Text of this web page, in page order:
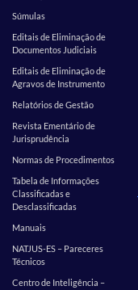
Súmulas
Editais de Eliminação de
Documentos Judiciais
Editais de Eliminação de
Agravos de Instrumento
Relatórios de Gestão
Revista Ementário de
Jurisprudência
Normas de Procedimentos
Tabela de Informações
Classificadas e
Desclassificadas
Manuais
NATJUS-ES – Pareceres
Técnicos
Centro de Inteligência –